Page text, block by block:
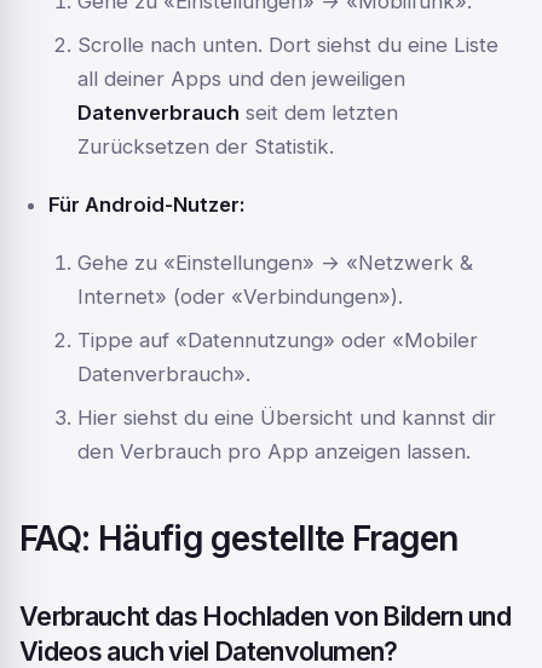
Scrolle nach unten. Dort siehst du eine Liste
all deiner Apps und den jeweiligen
Datenverbrauch seit dem letzten
Zurücksetzen der Statistik.
Für Android-Nutzer:
Gehe zu «Einstellungen» → «Netzwerk &
Internet» (oder «Verbindungen»).
Tippe auf «Datennutzung» oder «Mobiler
Datenverbrauch».
Hier siehst du eine Übersicht und kannst dir
den Verbrauch pro App anzeigen lassen.
FAQ: Häufig gestellte Fragen
Verbraucht das Hochladen von Bildern und
Videos auch viel Datenvolumen?